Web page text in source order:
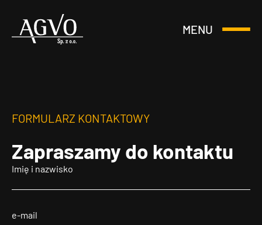
Header
MENU
Otwórz
FORMULARZ KONTAKTOWY
Zapraszamy do kontaktu